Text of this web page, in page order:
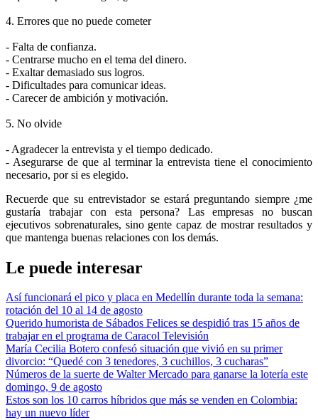
4. Errores que no puede cometer
- Falta de confianza.
- Centrarse mucho en el tema del dinero.
- Exaltar demasiado sus logros.
- Dificultades para comunicar ideas.
- Carecer de ambición y motivación.
5. No olvide
- Agradecer la entrevista y el tiempo dedicado.
- Asegurarse de que al terminar la entrevista tiene el conocimiento
necesario, por si es elegido.
Recuerde que su entrevistador se estará preguntando siempre ¿me
gustaría trabajar con esta persona? Las empresas no buscan
ejecutivos sobrenaturales, sino gente capaz de mostrar resultados y
que mantenga buenas relaciones con los demás.
Le puede interesar
Así funcionará el pico y placa en Medellín durante toda la semana:
rotación del 10 al 14 de agosto
Querido humorista de Sábados Felices se despidió tras 15 años de
trabajar en el programa de Caracol Televisión
María Cecilia Botero confesó situación que vivió en su primer
divorcio: “Quedé con 3 tenedores, 3 cuchillos, 3 cucharas”
Números de la suerte de Walter Mercado para ganarse la lotería este
domingo, 9 de agosto
Estos son los 10 carros híbridos que más se venden en Colombia:
hay un nuevo líder